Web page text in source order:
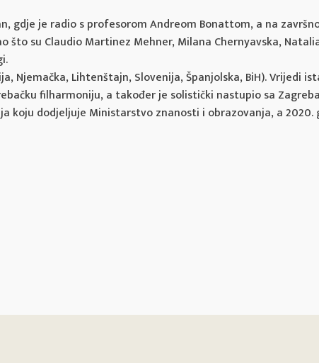
gdje je radio s profesorom Andreom Bonattom, a na
su Claudio Martinez Mehner, Milana Chernyavska,
Njemačka, Lihtenštajn, Slovenija, Španjolska, BiH). Vrijedi
filharmoniju, a također je solistički nastupio sa
koju dodjeljuje Ministarstvo znanosti i obrazovanja, a